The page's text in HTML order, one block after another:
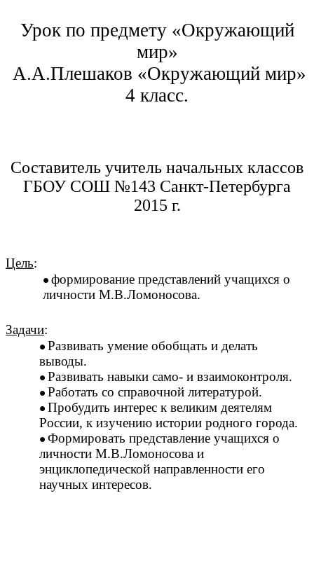
Урок по предмету «Окружающий
мир»
А.А.Плешаков «Окружающий мир»
4 класс.
Составитель учитель начальных классов
ГБОУ СОШ №143 Санкт-Петербурга
2015 г.
Цель:
формирование представлений учащихся о
личности М.В.Ломоносова.
Задачи:
Развивать умение обобщать и делать
выводы.
Развивать навыки само- и взаимоконтроля.
Работать со справочной литературой.
Пробудить интерес к великим деятелям
России, к изучению истории родного города.
Формировать представление учащихся о
личности М.В.Ломоносова и
энциклопедической направленности его
научных интересов.